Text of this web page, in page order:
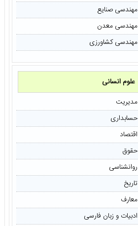
مهندسی صنایع
مهندسی معدن
مهندسی کشاورزی
علوم انسانی
مدیریت
حسابداری
اقتصاد
حقوق
روانشناسی
تاریخ
معارف
ادبیات و زبان فارسی